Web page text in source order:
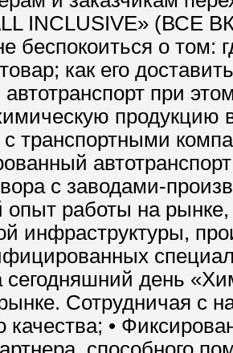
INCLUSIVE» (ВСЕ
беспокоиться о том:
как его
автотранспорт при
с транспортными
с заводами-
опыт работы на
инфраструктуры,
сегодняшний день
Сотрудничая с
качества; •